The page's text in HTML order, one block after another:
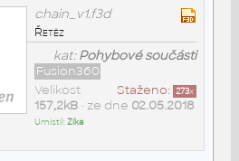
chain_v1.f3d
Řetěz
kat:Pohybové součásti
Fusion360
Staženo: 273x
Velikost
157,2kB• ze dne 02.05.2018
Umístil:Zíka